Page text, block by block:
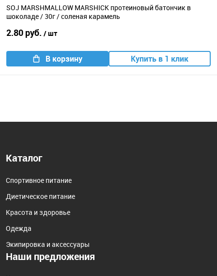
SOJ MARSHMALLOW MARSHICK протеиновый батончик в
шоколаде / 30г / соленая карамель
2.80 руб. / шт
В корзину Купить в 1 клик
Каталог
Спортивное питание
Диетическое питание
Красота и здоровье
Одежда
Экипировка и аксессуары
Наши предложения